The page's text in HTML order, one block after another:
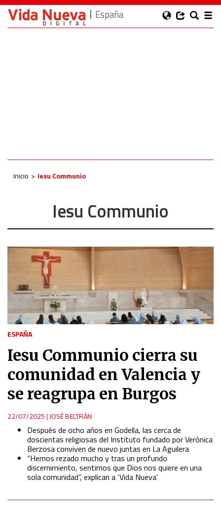
España
Inicio Iesu Communio
Iesu Communio
ESPAÑA
Iesu Communio cierra su
comunidad en Valencia y
se reagrupa en Burgos
22/07/2025| JOSÉ BELTRÁN
Después de ocho años en Godella, las cerca de
doscientas religiosas del Instituto fundado por Verónica
Berzosa conviven de nuevo juntas en La Aguilera
“Hemos rezado mucho y tras un profundo
discernimiento, sentimos que Dios nos quiere en una
sola comunidad”, explican a ‘Vida Nueva’